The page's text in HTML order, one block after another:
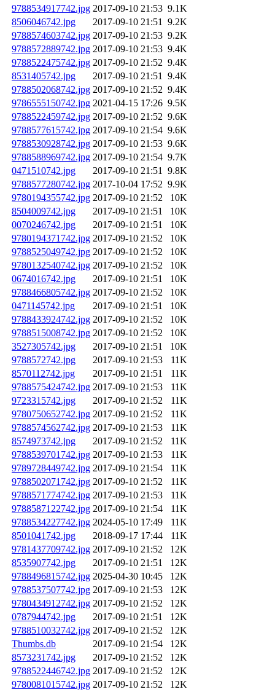
9788534917742.jpg 2017-09-10 21:53 9.1K
8506046742.jpg
2017-09-10 21:51 9.2K
9788574603742.jpg 2017-09-10 21:53 9.2K
9788572889742.jpg 2017-09-10 21:53 9.4K
9788522475742.jpg 2017-09-10 21:52 9.4K
8531405742.jpg
2017-09-10 21:51 9.4K
9788502068742.jpg 2017-09-10 21:52 9.4K
9786555150742.jpg 2021-04-15 17:26 9.5K
9788522459742.jpg 2017-09-10 21:52 9.6K
9788577615742.jpg 2017-09-10 21:54 9.6K
9788530928742.jpg 2017-09-10 21:53 9.6K
9788588969742.jpg 2017-09-10 21:54 9.7K
0471510742.jpg
2017-09-10 21:51 9.8K
9788577280742.jpg 2017-10-04 17:52 9.9K
9780194355742.jpg 2017-09-10 21:52
10K
8504009742.jpg
2017-09-10 21:51
10K
0070246742.jpg
2017-09-10 21:51
10K
9780194371742.jpg 2017-09-10 21:52
10K
9788525049742.jpg 2017-09-10 21:52
10K
9780132540742.jpg 2017-09-10 21:52
10K
0674016742.jpg
2017-09-10 21:51
10K
9788466805742.jpg 2017-09-10 21:52
10K
0471145742.jpg
2017-09-10 21:51
10K
9788433924742.jpg 2017-09-10 21:52
10K
9788515008742.jpg 2017-09-10 21:52
10K
3527305742.jpg
2017-09-10 21:51
10K
9788572742.jpg
2017-09-10 21:53
11K
8570112742.jpg
2017-09-10 21:51
11K
9788575424742.jpg 2017-09-10 21:53
11K
9723315742.jpg
2017-09-10 21:52
11K
9780750652742.jpg 2017-09-10 21:52
11K
9788574562742.jpg 2017-09-10 21:53
11K
8574973742.jpg
2017-09-10 21:52
11K
9788539701742.jpg 2017-09-10 21:53
11K
9789728449742.jpg 2017-09-10 21:54
11K
9788502071742.jpg 2017-09-10 21:52
11K
9788571774742.jpg 2017-09-10 21:53
11K
9788587122742.jpg 2017-09-10 21:54
11K
9788534227742.jpg 2024-05-10 17:49
11K
8501041742.jpg
2018-09-17 17:44
11K
9781437709742.jpg 2017-09-10 21:52
12K
8535907742.jpg
2017-09-10 21:51
12K
9788496815742.jpg 2025-04-30 10:45
12K
9788537507742.jpg 2017-09-10 21:53
12K
9780434912742.jpg 2017-09-10 21:52
12K
0787944742.jpg
2017-09-10 21:51
12K
9788510032742.jpg 2017-09-10 21:52
12K
Thumbs.db
2017-09-10 21:54
12K
8573231742.jpg
2017-09-10 21:52
12K
9788522446742.jpg 2017-09-10 21:52
12K
9780081015742.jpg 2017-09-10 21:52
12K